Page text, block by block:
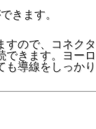
きます。
すので、コネクタ
できます。ヨーロ
も導線をしっかり